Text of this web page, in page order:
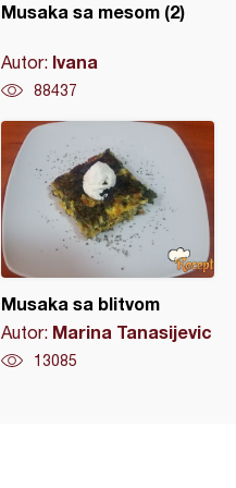
Musaka sa mesom (2)
Autor: Ivana
88437
Musaka sa blitvom
Autor: Marina Tanasijevic
13085